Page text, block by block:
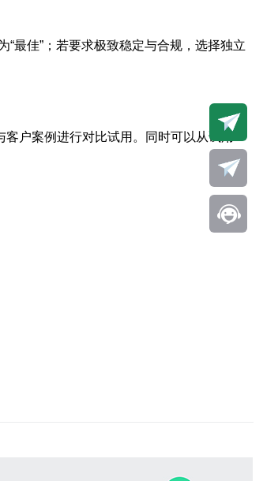
最佳”；若要求极致稳定与合规，选择独立
户案例进行对比试用。同时可以从试用